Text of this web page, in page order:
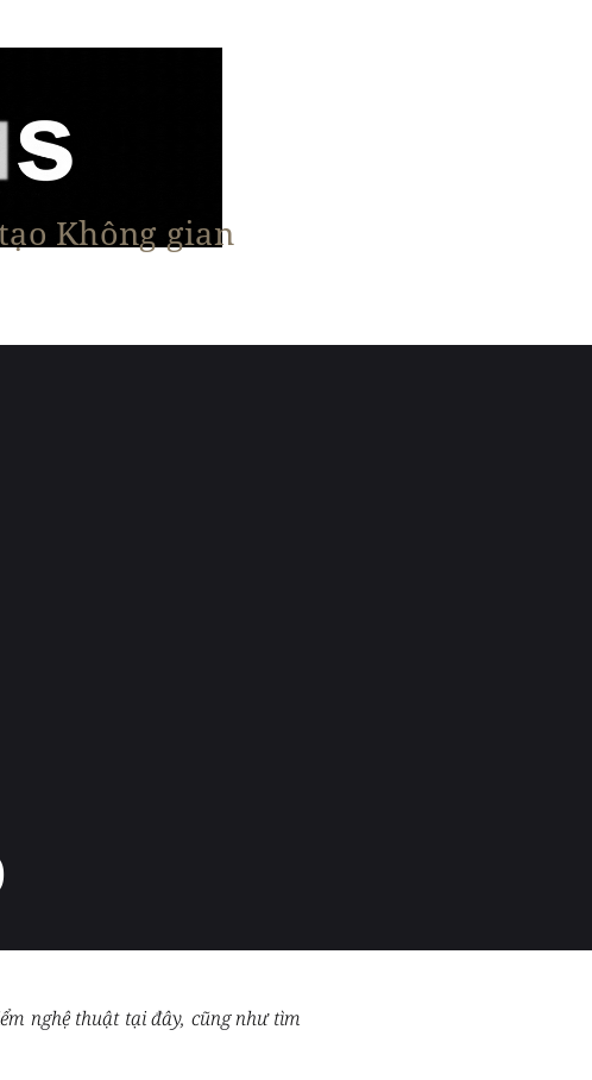
Không gian
nghệ thuật tại đây, cũng như tìm